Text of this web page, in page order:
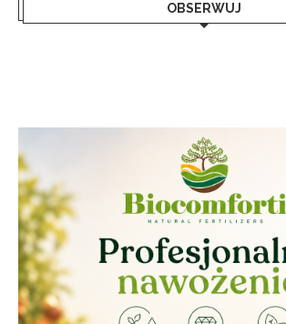
OBSERWUJ